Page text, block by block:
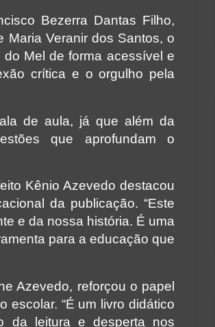
Bezerra Dantas Filho,
Maria Veranir dos Santos, o
do Mel de forma acessível e
crítica e o orgulho pela
de aula, já que além da
que aprofundam o
Kênio Azevedo destacou
da publicação. “Este
e da nossa história. É uma
para a educação que
Azevedo, reforçou o papel
escolar. “É um livro didático
da leitura e desperta nos